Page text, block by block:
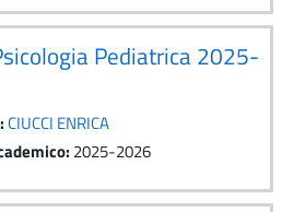
Pediatrica 2025-
CIUCCI ENRICA
: 2025-2026